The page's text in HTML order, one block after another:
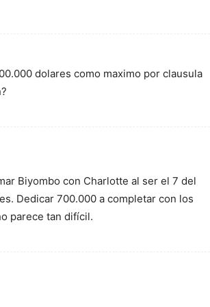
dolares como maximo por clausula
Biyombo con Charlotte al ser el 7 del
Dedicar 700.000 a completar con los
parece tan difícil.